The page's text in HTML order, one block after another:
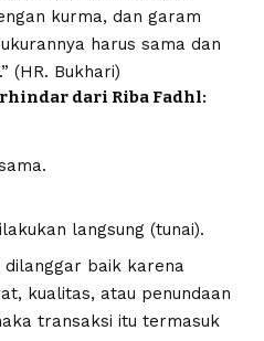
kurma, dan garam
harus sama dan
(HR. Bukhari)
dari Riba Fadhl:
langsung (tunai).
baik karena
kualitas, atau penundaan
transaksi itu termasuk